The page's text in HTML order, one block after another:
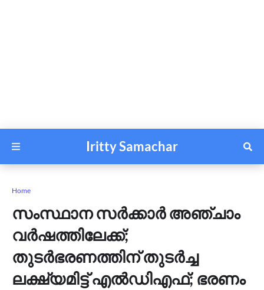
Iritty Samachar
Home
സംസ്ഥാന സർക്കാർ അഞ്ചാം
വർഷത്തിലേക്ക്;
തുടര്‍ഭരണത്തിന് തുടര്‍ച്ച
ലക്ഷ്യമിട്ട് എൽഡിഎഫ്; ഭരണം